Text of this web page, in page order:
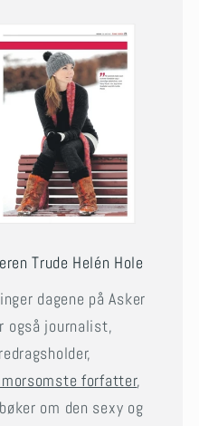
Trude Helén Hole
dagene på Asker
også journalist,
morsomste forfatter,
om den sexy og